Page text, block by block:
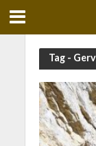
Tag -